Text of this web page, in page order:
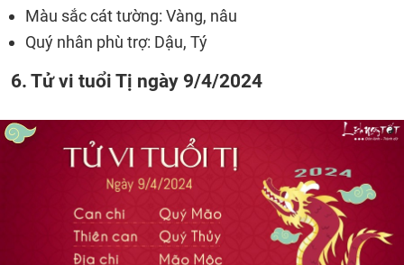
Màu sắc cát tường: Vàng, nâu
Quý nhân phù trợ: Dậu, Tý
6. Tử vi tuổi Tị ngày 9/4/2024